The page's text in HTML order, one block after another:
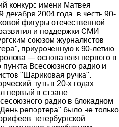
конкурс имени Матвея
2004 года, в честь 90-
фигуры отечественной
и поддержки СМИ
союзом журналистов
приуроченную к 90-летию
— основателя первого в
пункта Всесоюзного радио и
"Шариковая ручка".
путь в 20-х годах
первый в стране
радио в блокадном
репортера" было не только
петербургской